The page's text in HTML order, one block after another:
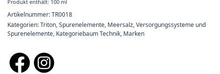
Produkt enthält: 100 ml
Artikelnummer:TR0018
Kategorien:Triton,Spurenelemente, Meersalz, Versorgungssysteme und
Spurenelemente, Kategoriebaum Technik, Marken